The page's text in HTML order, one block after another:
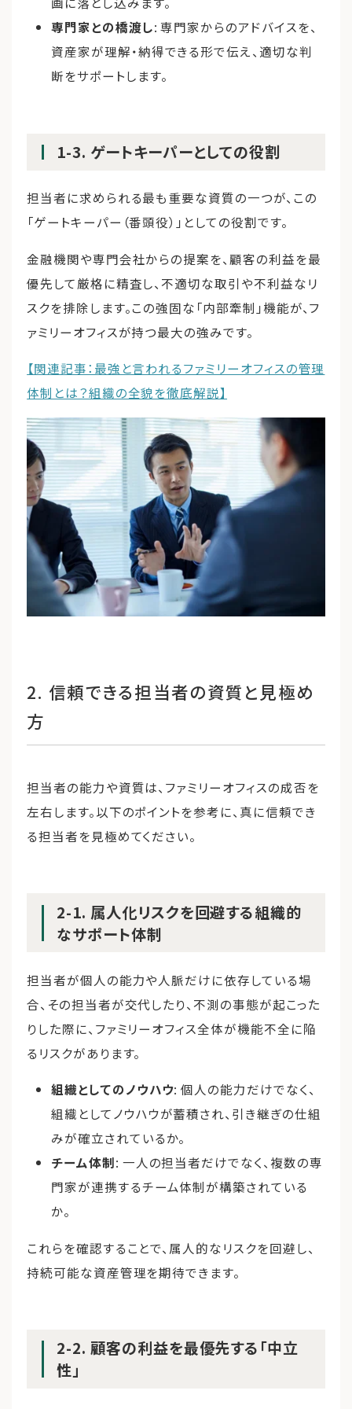
専門家との橋渡し: 専門家からのアドバイスを、
資産家が理解・納得できる形で伝え、適切な判
断をサポートします。
1-3. ゲートキーパーとしての役割
担当者に求められる最も重要な資質の一つが、この
「ゲートキーパー（番頭役）」としての役割です。
金融機関や専門会社からの提案を、顧客の利益を最
優先して厳格に精査し、不適切な取引や不利益なリ
スクを排除します。この強固な「内部牽制」機能が、フ
ァミリーオフィスが持つ最大の強みです。
【関連記事：最強と言われるファミリーオフィスの管理
体制とは？組織の全貌を徹底解説】
2. 信頼できる担当者の資質と見極め
方
担当者の能力や資質は、ファミリーオフィスの成否を
左右します。以下のポイントを参考に、真に信頼でき
る担当者を見極めてください。
2-1. 属人化リスクを回避する組織的
なサポート体制
担当者が個人の能力や人脈だけに依存している場
合、その担当者が交代したり、不測の事態が起こった
りした際に、ファミリーオフィス全体が機能不全に陥
るリスクがあります。
組織としてのノウハウ: 個人の能力だけでなく、
組織としてノウハウが蓄積され、引き継ぎの仕組
みが確立されているか。
チーム体制: 一人の担当者だけでなく、複数の専
門家が連携するチーム体制が構築されている
か。
これらを確認することで、属人的なリスクを回避し、
持続可能な資産管理を期待できます。
2-2. 顧客の利益を最優先する「中立
性」